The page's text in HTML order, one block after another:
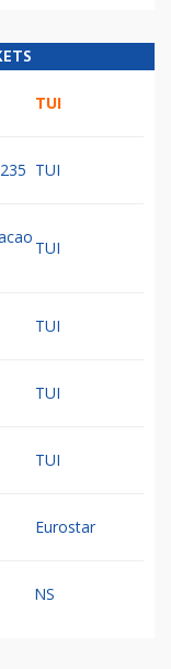
TUI
TUI
TUI
TUI
TUI
TUI
Eurostar
NS